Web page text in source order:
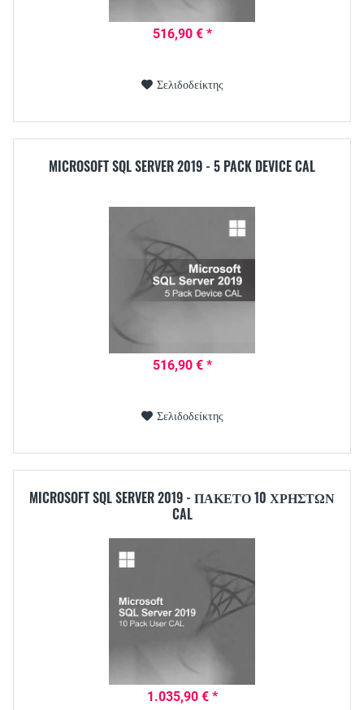
516,90 € *
Σελιδοδείκτης
MICROSOFT SQL SERVER 2019 - 5 PACK DEVICE CAL
516,90 € *
Σελιδοδείκτης
MICROSOFT SQL SERVER 2019 - ΠΑΚΈΤΟ 10 ΧΡΗΣΤΏΝ
CAL
1.035,90 € *